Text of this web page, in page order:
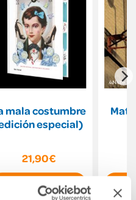
mala costumbre
especial)
21,90€
Comprar